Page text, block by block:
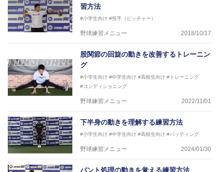
習方法
#小学生向け #投手（ピッチャー）
野球練習メニュー 2018/10/17
股関節の回旋の動きを改善するトレーニン
グ
#小学生向け #中学生向け #高校生向け #トレーニング
#コンディショニング
野球練習メニュー 2022/11/01
下半身の動きを理解する練習方法
#小学生向け #中学生向け #高校生向け #バッティング
野球練習メニュー 2024/01/30
バント処理の動きを覚える練習方法